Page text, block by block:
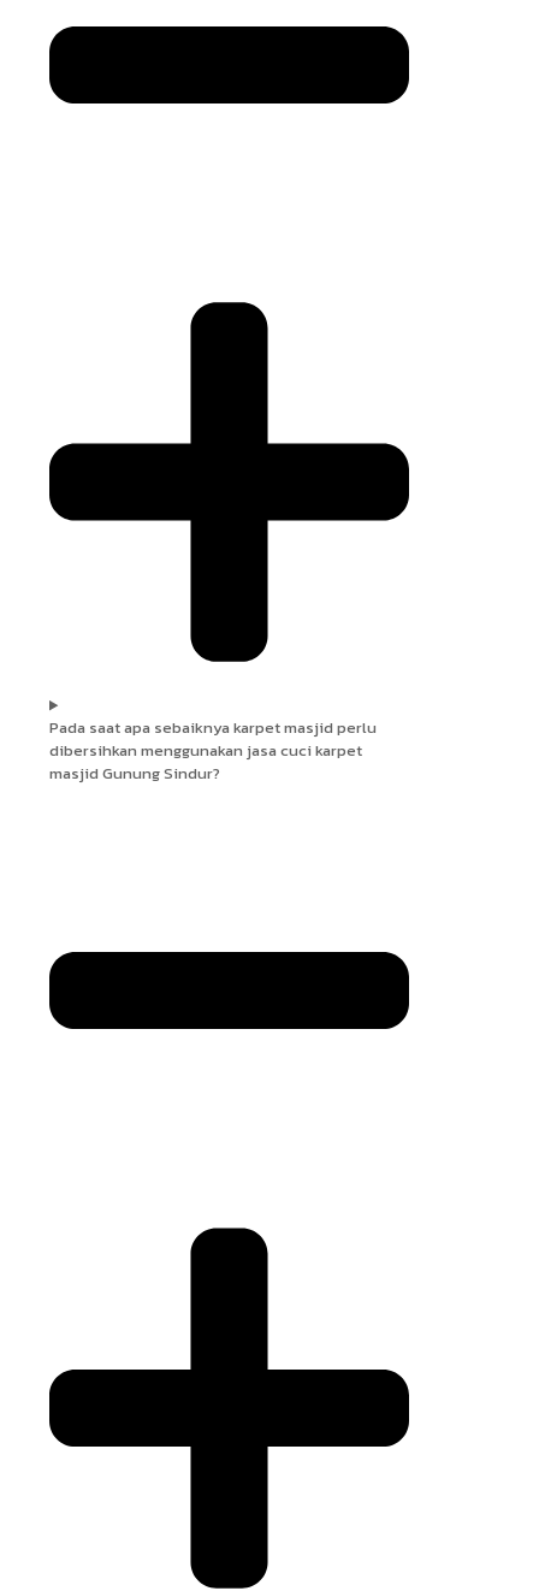
Pada saat apa sebaiknya karpet masjid perlu
dibersihkan menggunakan jasa cuci karpet
masjid Gunung Sindur?